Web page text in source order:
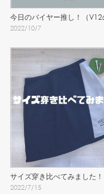
今日のバイヤー推し！（V12
コ可愛いGOLFコーデ♡）
2022/10/7
サイズ穿き比べてみました！
2022/7/15